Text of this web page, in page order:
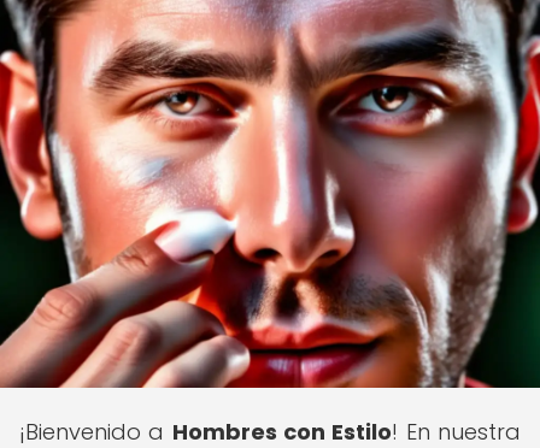
¡Bienvenido a Hombres con Estilo! En nuestra